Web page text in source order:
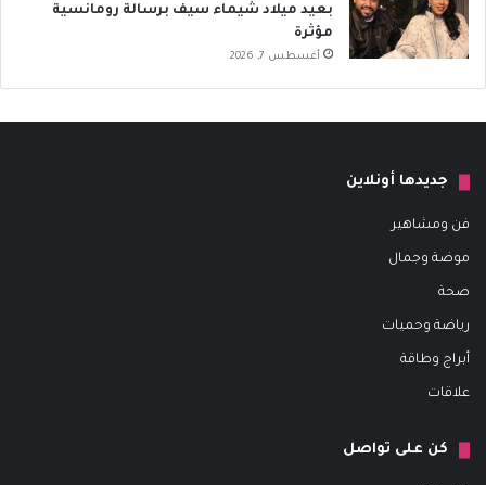
بعيد ميلاد شيماء سيف برسالة رومانسية
مؤثرة
أغسطس 7, 2026
جديدها أونلاين
فن ومشاهير
موضة وجمال
صحة
رياضة وحميات
أبراج وطاقة
علاقات
كن على تواصل